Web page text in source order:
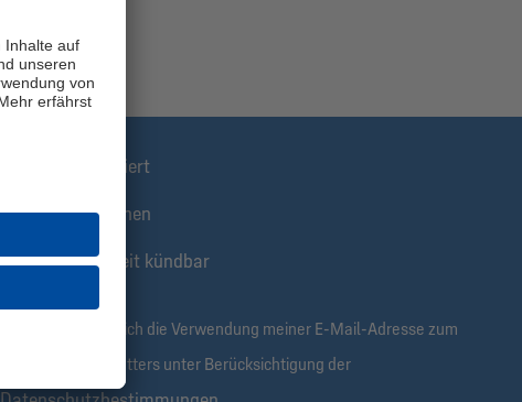
Bestens informiert
Exklusive Aktionen
Gratis & jederzeit kündbar
Hiermit bestätige ich die Verwendung meiner E-Mail-Adresse zum
Erhalt des Newsletters unter Berücksichtigung der